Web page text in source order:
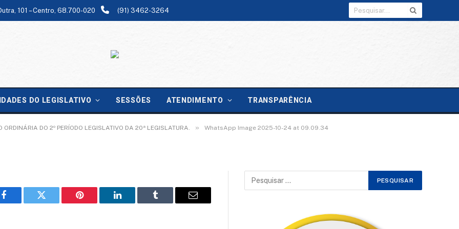
101 – Centro, 68.700-020 (91) 3462-3264
DO LEGISLATIVO SESSÕES ATENDIMENTO TRANSPARÊNCIA
DO 2º PERÍODO LEGISLATIVO DA 20ª LEGISLATURA. » WhatsApp Image 2025-10-24 at 09.09.34
10-24 at 09.09.34
Facebook Twitter Pinterest LinkedIn Tumblr Email